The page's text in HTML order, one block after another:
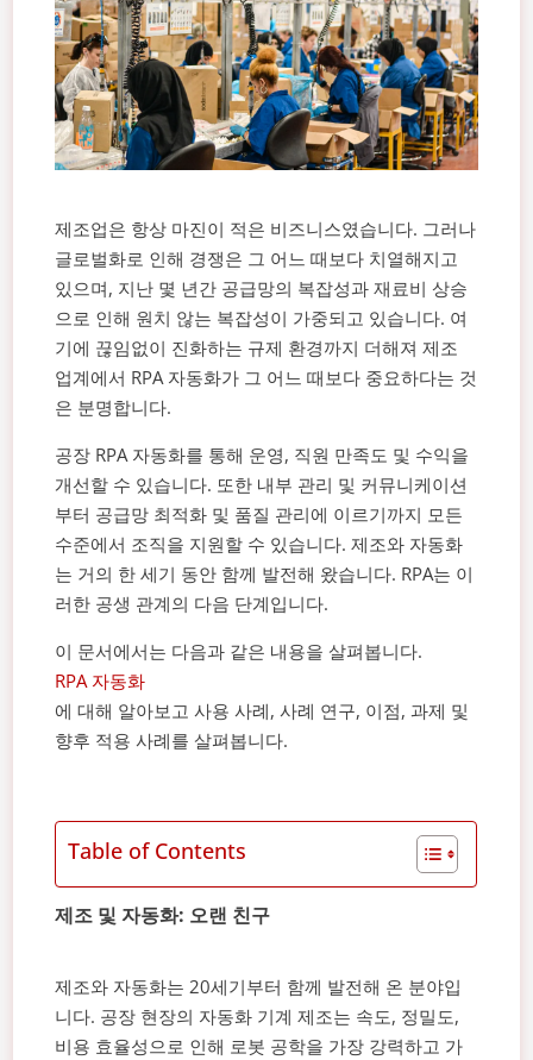
제조업은 항상 마진이 적은 비즈니스였습니다. 그러나
글로벌화로 인해 경쟁은 그 어느 때보다 치열해지고
있으며, 지난 몇 년간 공급망의 복잡성과 재료비 상승
으로 인해 원치 않는 복잡성이 가중되고 있습니다. 여
기에 끊임없이 진화하는 규제 환경까지 더해져 제조
업계에서 RPA 자동화가 그 어느 때보다 중요하다는 것
은 분명합니다.
공장 RPA 자동화를 통해 운영, 직원 만족도 및 수익을
개선할 수 있습니다. 또한 내부 관리 및 커뮤니케이션
부터 공급망 최적화 및 품질 관리에 이르기까지 모든
수준에서 조직을 지원할 수 있습니다. 제조와 자동화
는 거의 한 세기 동안 함께 발전해 왔습니다. RPA는 이
러한 공생 관계의 다음 단계입니다.
이 문서에서는 다음과 같은 내용을 살펴봅니다.
RPA 자동화
에 대해 알아보고 사용 사례, 사례 연구, 이점, 과제 및
향후 적용 사례를 살펴봅니다.
Table of Contents
제조 및 자동화: 오랜 친구
제조와 자동화는 20세기부터 함께 발전해 온 분야입
니다. 공장 현장의 자동화 기계 제조는 속도, 정밀도,
비용 효율성으로 인해 로봇 공학을 가장 강력하고 가